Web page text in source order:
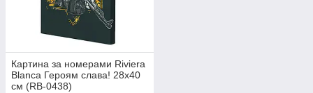
Картина за номерами Riviera
Blanca Героям слава! 28x40
см (RB-0438)